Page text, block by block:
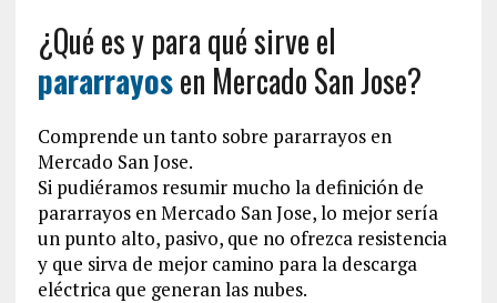
¿Qué es y para qué sirve el
pararrayosen Mercado San Jose?
Comprende un tanto sobre pararrayos en
Mercado San Jose.
Si pudiéramos resumir mucho la definición de
pararrayos en Mercado San Jose, lo mejor sería
un punto alto, pasivo, que no ofrezca resistencia
y que sirva de mejor camino para la descarga
eléctrica que generan las nubes.